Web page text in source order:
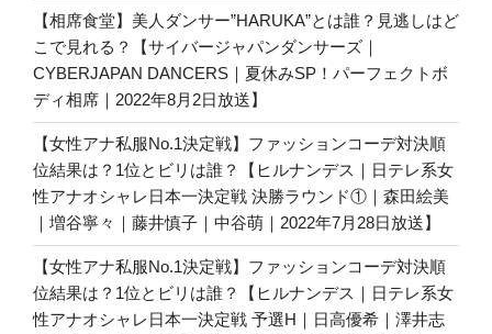
【相席食堂】美人ダンサー”HARUKA”とは誰？見逃しはど
こで見れる？【サイバージャパンダンサーズ｜
CYBERJAPAN DANCERS｜夏休みSP！パーフェクトボ
ディ相席｜2022年8月2日放送】
【女性アナ私服No.1決定戦】ファッションコーデ対決順
位結果は？1位とビリは誰？【ヒルナンデス｜日テレ系女
性アナオシャレ日本一決定戦 決勝ラウンド①｜森田絵美
｜増谷寧々｜藤井慎子｜中谷萌｜2022年7月28日放送】
【女性アナ私服No.1決定戦】ファッションコーデ対決順
位結果は？1位とビリは誰？【ヒルナンデス｜日テレ系女
性アナオシャレ日本一決定戦 予選H｜日高優希｜澤井志